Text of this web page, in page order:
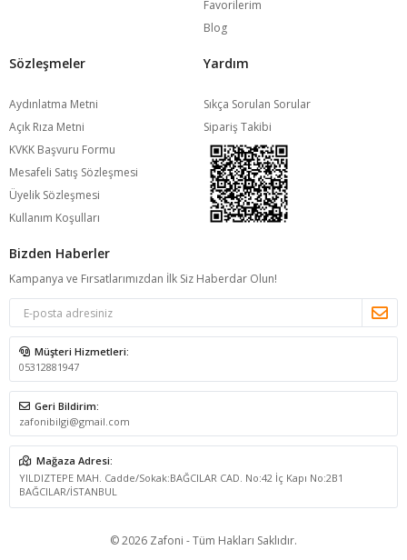
Favorilerim
Blog
Sözleşmeler
Aydınlatma Metni
Açık Rıza Metni
KVKK Başvuru Formu
Mesafeli Satış Sözleşmesi
Üyelik Sözleşmesi
Kullanım Koşulları
Yardım
Sıkça Sorulan Sorular
Sipariş Takibi
Bizden Haberler
Kampanya ve Fırsatlarımızdan İlk Siz Haberdar Olun!
Müşteri Hizmetleri:
05312881947
Geri Bildirim:
zafonibilgi@gmail.com
Mağaza Adresi:
YILDIZTEPE MAH. Cadde/Sokak:BAĞCILAR CAD. No:42 İç Kapı No:2B1
BAĞCILAR/İSTANBUL
© 2026 Zafoni - Tüm Hakları Saklıdır.